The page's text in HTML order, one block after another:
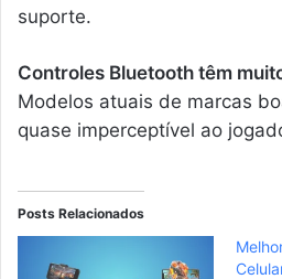
suporte.
Controles Bluetooth têm
Modelos atuais de marcas
quase imperceptível ao
Posts Relacionados